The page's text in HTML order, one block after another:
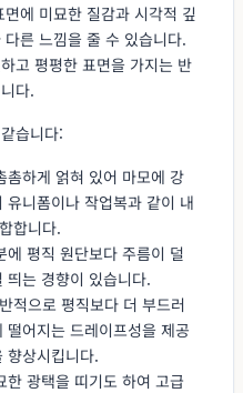
에 미묘한 질감과 시각적 깊
른 느낌을 줄 수 있습니다.
고 평평한 표면을 가지는 반
다.
습니다:
촘하게 얽혀 있어 마모에 강
니폼이나 작업복과 같이 내
합니다.
에 평직 원단보다 주름이 덜
띄는 경향이 있습니다.
적으로 평직보다 더 부드러
어지는 드레이프성을 제공
향상시킵니다.
한 광택을 띠기도 하여 고급